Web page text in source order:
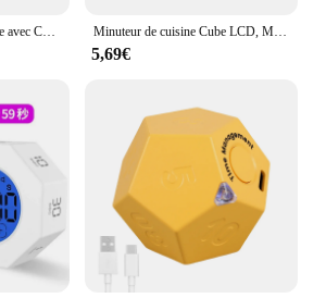
Minuteur de cuisine Cube LCD, Mini réveil de cuisine, minuterie de gestion du temps auto-régulée, rappel du compte à rebours
5,69€